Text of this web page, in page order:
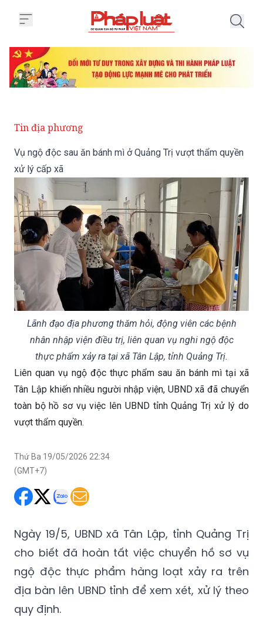
Tin địa phương
Vụ ngộ độc sau ăn bánh mì ở Quảng Trị vượt thẩm quyền
xử lý cấp xã
Lãnh đạo địa phương thăm hỏi, động viên các bệnh
nhân nhập viện điều trị, liên quan vụ nghi ngộ độc
thực phẩm xảy ra tại xã Tân Lập, tỉnh Quảng Trị.
Liên quan vụ ngộ độc thực phẩm sau ăn bánh mì tại xã
Tân Lập khiến nhiều người nhập viện, UBND xã đã chuyển
toàn bộ hồ sơ vụ việc lên UBND tỉnh Quảng Trị xử lý do
vượt thẩm quyền.
Thứ Ba 19/05/2026 22:34
(GMT+7)
Ngày 19/5, UBND xã Tân Lập, tỉnh Quảng Trị
cho biết đã hoàn tất việc chuyển hồ sơ vụ
ngộ độc thực phẩm hàng loạt xảy ra trên
địa bàn lên UBND tỉnh để xem xét, xử lý theo
quy định.